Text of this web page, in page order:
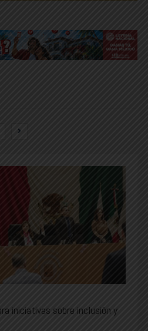
iniciativas sobre inclusión y